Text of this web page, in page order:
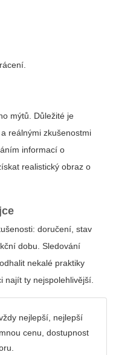
mýtů. Důležité je
reálnými zkušenostmi
informací o
realistický obraz o
doručení, stav
dobu. Sledování
nekalé praktiky
najít ty nejspolehlivější.
nejlepší, nejlepší
cenu, dostupnost